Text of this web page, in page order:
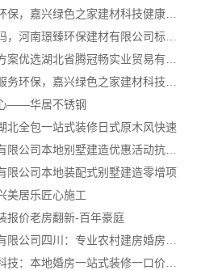
同城专业家装团队环保，嘉兴绿色之家建材科技健康居家
新郑住宅装修靠谱吗，河南璟臻环保建材有限公司标准化施工
——华居不锈钢
北全包一站式装修日式原木风快速
重庆御墅建筑材料有限公司本地别墅建造优惠活动抗震防风
限公司本地装配式别墅建造零增项
美居乐匠心施工
报价老房翻新-百年豪庭
同城快装（湖北）科技：本地婚房一站式装修一口价工期保障